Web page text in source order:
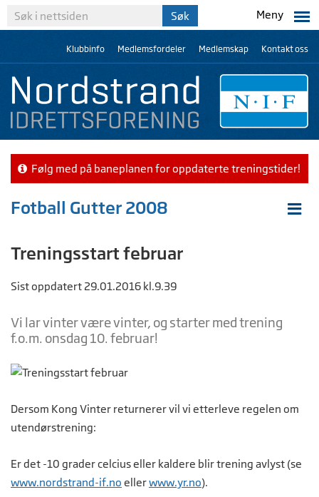
Meny
Klubbinfo Medlemsfordeler Medlemskap Kontakt oss
Følg med på baneplanen for oppdaterte treningstider!
Fotball Gutter 2008
Treningsstart februar
Sist oppdatert 29.01.2016 kl.9.39
Vi lar vinter være vinter, og starter med trening
f.o.m. onsdag 10. februar!
Dersom Kong Vinter returnerer vil vi etterleve regelen om
utendørstrening:
Er det -10 grader celcius eller kaldere blir trening avlyst (se
www.nordstrand-if.no ellerwww.yr.no).